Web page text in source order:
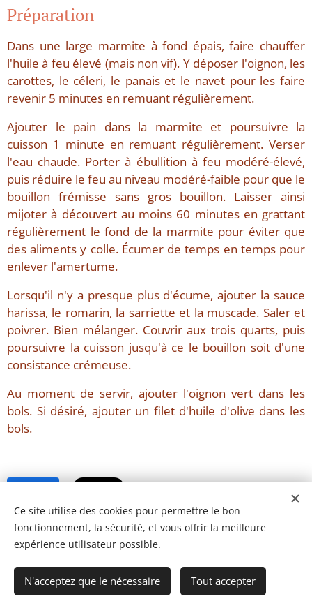
Préparation
Dans une large marmite à fond épais, faire chauffer
l'huile à feu élevé (mais non vif). Y déposer l'oignon, les
carottes, le céleri, le panais et le navet pour les faire
revenir 5 minutes en remuant régulièrement.
Ajouter le pain dans la marmite et poursuivre la
cuisson 1 minute en remuant régulièrement. Verser
l'eau chaude. Porter à ébullition à feu modéré-élevé,
puis réduire le feu au niveau modéré-faible pour que le
bouillon frémisse sans gros bouillon. Laisser ainsi
mijoter à découvert au moins 60 minutes en grattant
régulièrement le fond de la marmite pour éviter que
des aliments y colle. Écumer de temps en temps pour
enlever l'amertume.
Lorsqu'il n'y a presque plus d'écume, ajouter la sauce
harissa, le romarin, la sarriette et la muscade. Saler et
poivrer. Bien mélanger. Couvrir aux trois quarts, puis
poursuivre la cuisson jusqu'à ce le bouillon soit d'une
consistance crémeuse.
Au moment de servir, ajouter l'oignon vert dans les
bols. Si désiré, ajouter un filet d'huile d'olive dans les
bols.
Ce site utilise des cookies pour permettre le bon
fonctionnement, la sécurité, et vous offrir la meilleure
expérience utilisateur possible.
N'acceptez que le nécessaire Tout accepter